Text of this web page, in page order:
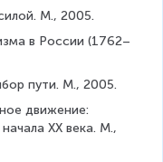
М., 2005.
в России (1762–
пути. М., 2005.
движение:
XX века. М.,